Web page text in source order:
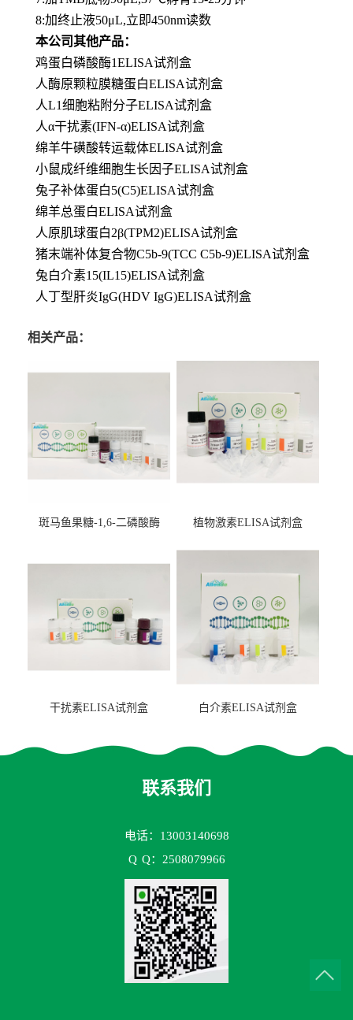
8:加终止液50μL,立即450nm读数
本公司其他产品：
鸡蛋白磷酸酶1ELISA试剂盒
人酶原颗粒膜糖蛋白ELISA试剂盒
人L1细胞粘附分子ELISA试剂盒
人α干扰素(IFN-α)ELISA试剂盒
绵羊牛磺酸转运载体ELISA试剂盒
小鼠成纤维细胞生长因子ELISA试剂盒
兔子补体蛋白5(C5)ELISA试剂盒
绵羊总蛋白ELISA试剂盒
人原肌球蛋白2β(TPM2)ELISA试剂盒
猪末端补体复合物C5b-9(TCC C5b-9)ELISA试剂盒
兔白介素15(IL15)ELISA试剂盒
人丁型肝炎IgG(HDV IgG)ELISA试剂盒
相关产品：
斑马鱼果糖-1,6-二磷酸酶
盒
植物激素ELISA试剂盒
干扰素ELISA试剂盒 白介素ELISA试剂盒
联系我们
电话：13003140698
Q Q：2508079966